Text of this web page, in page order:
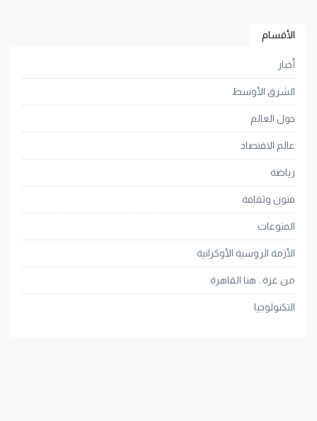
الأقسام
أخبار
الشرق الأوسط
حول العالم
عالم الاقتصاد
رياضة
فنون وثقافة
المنوعات
الأزمة الروسية الأوكرانية
من غزة.. هنا القاهرة
التكنولوجيا